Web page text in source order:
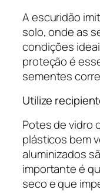
A escuridão
solo, onde as
condições
proteção é
sementes
Utilize
Potes de vidro
plásticos bem
aluminizados
importante é
seco e que